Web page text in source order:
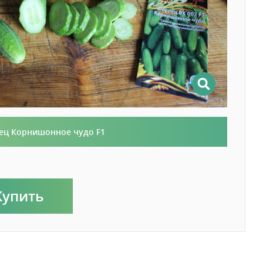
Корнишонное чудо F1